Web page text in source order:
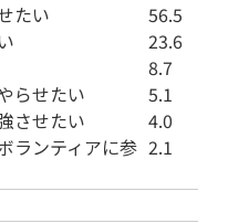
たい
らせたい
させたい
ランティアに参
56.5
23.6
8.7
5.1
4.0
2.1